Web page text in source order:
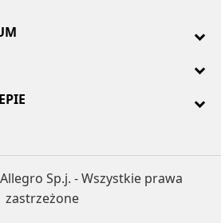
Sp.j. - Wszystkie prawa
zastrzeżone